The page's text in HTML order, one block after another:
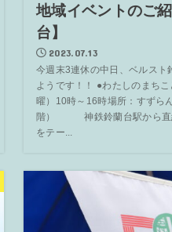
地域イベントのご
台】
2023.07.13
今週末3連休の中日、ベルスト
ようです！！ ●わたしのまち
曜）10時～16時場所：すずら
階） 神鉄鈴蘭台駅から直
をテー...